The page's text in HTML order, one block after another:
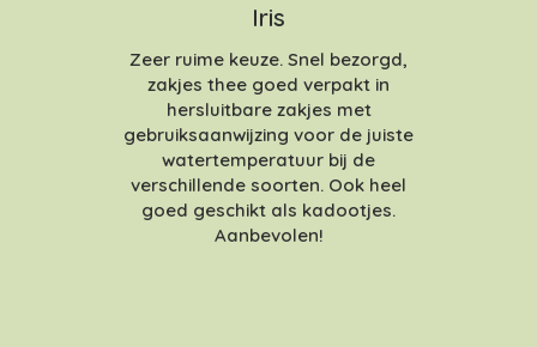
Iris
Zeer ruime keuze. Snel bezorgd,
zakjes thee goed verpakt in
hersluitbare zakjes met
gebruiksaanwijzing voor de juiste
watertemperatuur bij de
verschillende soorten. Ook heel
goed geschikt als kadootjes.
Aanbevolen!